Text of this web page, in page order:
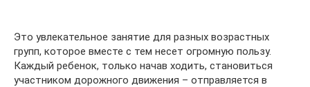
Это увлекательное занятие для разных возрастных
групп, которое вместе с тем несет огромную пользу.
Каждый ребенок, только начав ходить, становиться
участником дорожного движения – отправляется в